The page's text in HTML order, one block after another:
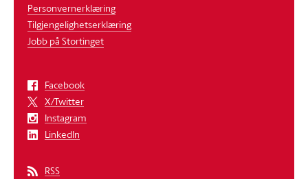
Personvernerklæring
Tilgjengelighetserklæring
Jobb på Stortinget
Facebook
X/Twitter
Instagram
LinkedIn
RSS